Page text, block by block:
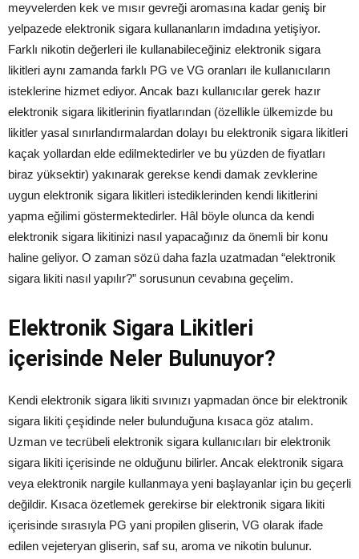
meyvelerden kek ve mısır gevreği aromasına kadar geniş bir
yelpazede elektronik sigara kullananların imdadına yetişiyor.
Farklı nikotin değerleri ile kullanabileceğiniz elektronik sigara
likitleri aynı zamanda farklı PG ve VG oranları ile kullanıcıların
isteklerine hizmet ediyor. Ancak bazı kullanıcılar gerek hazır
elektronik sigara likitlerinin fiyatlarından (özellikle ülkemizde bu
likitler yasal sınırlandırmalardan dolayı bu elektronik sigara likitleri
kaçak yollardan elde edilmektedirler ve bu yüzden de fiyatları
biraz yüksektir) yakınarak gerekse kendi damak zevklerine
uygun elektronik sigara likitleri istediklerinden kendi likitlerini
yapma eğilimi göstermektedirler. Hâl böyle olunca da kendi
elektronik sigara likitinizi nasıl yapacağınız da önemli bir konu
haline geliyor. O zaman sözü daha fazla uzatmadan “elektronik
sigara likiti nasıl yapılır?” sorusunun cevabına geçelim.
Elektronik Sigara Likitleri
içerisinde Neler Bulunuyor?
Kendi elektronik sigara likiti sıvınızı yapmadan önce bir elektronik
sigara likiti çeşidinde neler bulunduğuna kısaca göz atalım.
Uzman ve tecrübeli elektronik sigara kullanıcıları bir elektronik
sigara likiti içerisinde ne olduğunu bilirler. Ancak elektronik sigara
veya elektronik nargile kullanmaya yeni başlayanlar için bu geçerli
değildir. Kısaca özetlemek gerekirse bir elektronik sigara likiti
içerisinde sırasıyla PG yani propilen gliserin, VG olarak ifade
edilen vejeteryan gliserin, saf su, aroma ve nikotin bulunur.